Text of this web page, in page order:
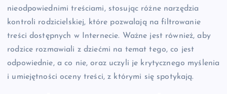
nieodpowiednimi treściami, stosując różne narzędzia
kontroli rodzicielskiej, które pozwalają na filtrowanie
treści dostępnych w Internecie. Ważne jest również, aby
rodzice rozmawiali z dziećmi na temat tego, co jest
odpowiednie, a co nie, oraz uczyli je krytycznego myślenia
i umiejętności oceny treści, z którymi się spotykają.